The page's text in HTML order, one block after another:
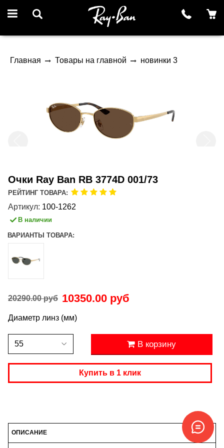
Главная Товары на главной новинки 3
Очки Ray Ban RB 3774D 001/73
РЕЙТИНГ ТОВАРА:
Артикул: 100-1262
В наличии
ВАРИАНТЫ ТОВАРА:
20290.00 руб 10350.00 руб
Диаметр линз (мм)
В корзину
Купить в 1 клик
ОПИСАНИЕ